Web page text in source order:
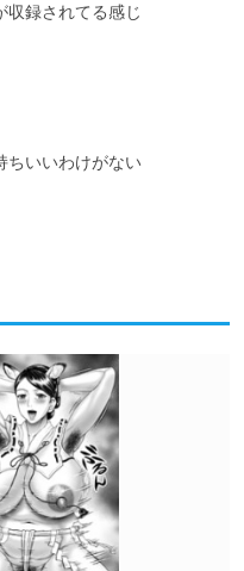
収録されてる感じ
ちいいわけがない